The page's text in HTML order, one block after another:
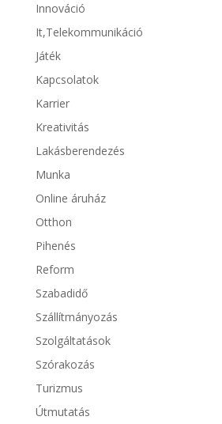
Innováció
It,Telekommunikáció
Játék
Kapcsolatok
Karrier
Kreativitás
Lakásberendezés
Munka
Online áruház
Otthon
Pihenés
Reform
Szabadidő
Szállítmányozás
Szolgáltatások
Szórakozás
Turizmus
Útmutatás